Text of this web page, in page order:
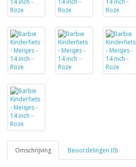
Omschrijving Beoordelingen (0)